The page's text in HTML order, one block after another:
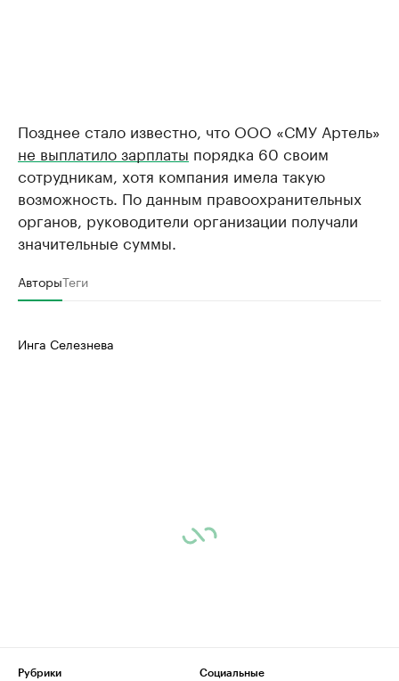
Позднее стало известно, что ООО «СМУ Артель»
не выплатило зарплаты порядка 60 своим
сотрудникам, хотя компания имела такую
возможность. По данным правоохранительных
органов, руководители организации получали
значительные суммы.
АвторыТеги
Инга Селезнева
Рубрики
Социальные